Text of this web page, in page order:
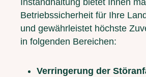
Instandhaltung bietet Ihnen
Betriebssicherheit für Ihre
und gewährleistet höchste
in folgenden Bereichen:
Verringerung der